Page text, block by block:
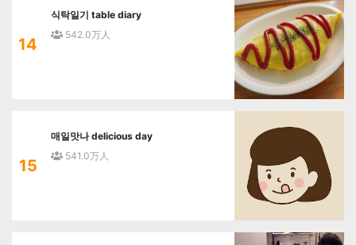
14
식탁일기 table diary
542.0万人
15
매일맛나 delicious day
541.0万人